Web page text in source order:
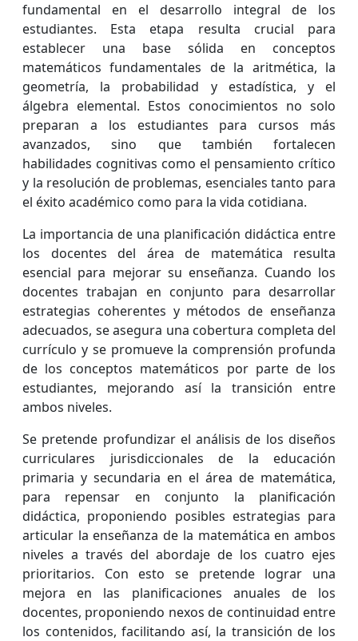
fundamental en el desarrollo integral de los
estudiantes. Esta etapa resulta crucial para
establecer una base sólida en conceptos
matemáticos fundamentales de la aritmética, la
geometría, la probabilidad y estadística, y el
álgebra elemental. Estos conocimientos no solo
preparan a los estudiantes para cursos más
avanzados, sino que también fortalecen
habilidades cognitivas como el pensamiento crítico
y la resolución de problemas, esenciales tanto para
el éxito académico como para la vida cotidiana.
La importancia de una planificación didáctica entre
los docentes del área de matemática resulta
esencial para mejorar su enseñanza. Cuando los
docentes trabajan en conjunto para desarrollar
estrategias coherentes y métodos de enseñanza
adecuados, se asegura una cobertura completa del
currículo y se promueve la comprensión profunda
de los conceptos matemáticos por parte de los
estudiantes, mejorando así la transición entre
ambos niveles.
Se pretende profundizar el análisis de los diseños
curriculares jurisdiccionales de la educación
primaria y secundaria en el área de matemática,
para repensar en conjunto la planificación
didáctica, proponiendo posibles estrategias para
articular la enseñanza de la matemática en ambos
niveles a través del abordaje de los cuatro ejes
prioritarios. Con esto se pretende lograr una
mejora en las planificaciones anuales de los
docentes, proponiendo nexos de continuidad entre
los contenidos, facilitando así, la transición de los